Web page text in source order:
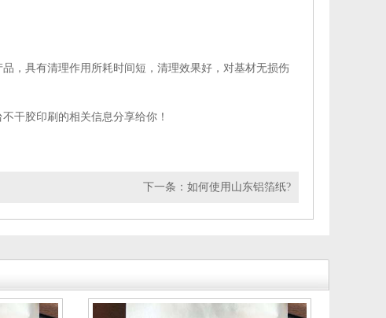
，具有清理作用所耗时间短，清理效果好，对基材无损伤
不干胶印刷 的相关信息分享给你！
下一条： 如何使用山东铝箔纸?